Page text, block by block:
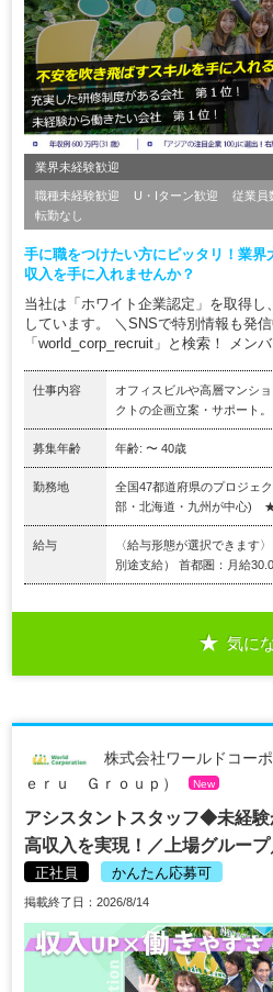
業界未経験歓迎
職種未経験歓迎 U・Iターン歓迎 従業員
転勤なし
手に職をつけたい方にピッタリ！業界
収入を手に入れませんか？
当社は「ホワイト企業認定」を取得
しています。 ＼SNSで特別情報も発
「world_corp_recruit」と検索！ メン
仕事内容
オフィスビルや高層マンシ
クトの企画立案・サポート
募集年齢 年齢: 〜 40歳
勤務地
全国47都道府県のプロジェ
部・北海道・九州が中心)
給与
〈給与形態が選択できます
別途支給） 首都圏：月給30.0
気に
株式会社ワールドコー
ｅｒｕ Ｇｒｏｕｐ）
New
アシスタントスタッフ◆未経
高収入を実現！／上場グルー
正社員 かんたん応募可
掲載終了日：2026/8/14